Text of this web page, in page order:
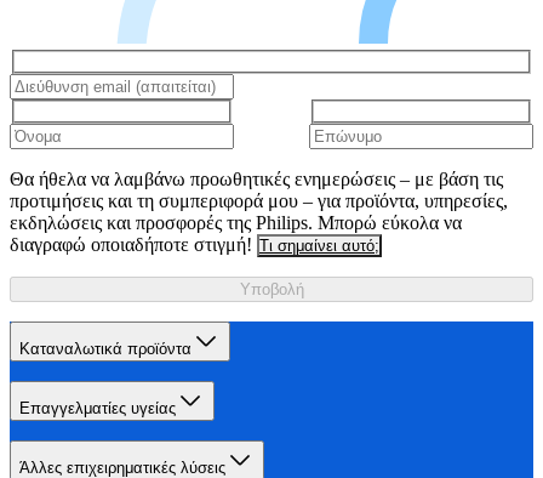
Θα ήθελα να λαμβάνω προωθητικές ενημερώσεις – με βάση τις
προτιμήσεις και τη συμπεριφορά μου – για προϊόντα, υπηρεσίες,
εκδηλώσεις και προσφορές της Philips. Μπορώ εύκολα να
διαγραφώ οποιαδήποτε στιγμή! Τι σημαίνει αυτό;
Υποβολή
Καταναλωτικά προϊόντα
Επαγγελματίες υγείας
Άλλες επιχειρηματικές λύσεις